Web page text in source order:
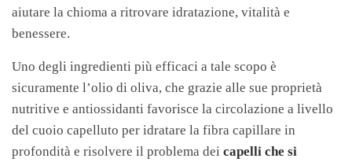
aiutare la chioma a ritrovare idratazione, vitalità e
benessere.
Uno degli ingredienti più efficaci a tale scopo è
sicuramente l’olio di oliva, che grazie alle sue proprietà
nutritive e antiossidanti favorisce la circolazione a livello
del cuoio capelluto per idratare la fibra capillare in
profondità e risolvere il problema dei capelli che si